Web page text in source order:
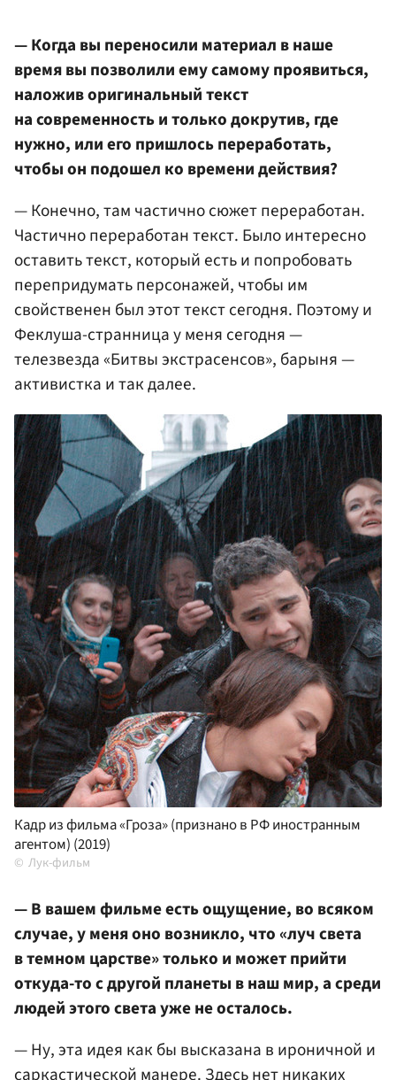
— Когда вы переносили материал в наше
время вы позволили ему самому проявиться,
наложив оригинальный текст
на современность и только докрутив, где
нужно, или его пришлось переработать,
чтобы он подошел ко времени действия?
— Конечно, там частично сюжет переработан.
Частично переработан текст. Было интересно
оставить текст, который есть и попробовать
перепридумать персонажей, чтобы им
свойственен был этот текст сегодня. Поэтому и
Феклуша-странница у меня сегодня —
телезвезда «Битвы экстрасенсов», барыня —
активистка и так далее.
Кадр из фильма «Гроза» (признано в РФ иностранным
агентом) (2019)
Лук-фильм
— В вашем фильме есть ощущение, во всяком
случае, у меня оно возникло, что «луч света
в темном царстве» только и может прийти
откуда-то с другой планеты в наш мир, а среди
людей этого света уже не осталось.
— Ну, эта идея как бы высказана в ироничной и
саркастической манере. Здесь нет никаких